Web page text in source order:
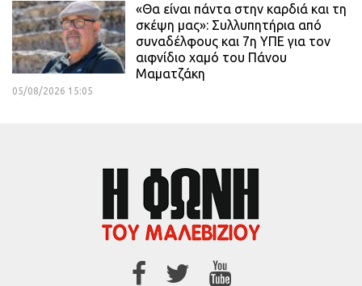
«Θα είναι πάντα στην καρδιά και τη
σκέψη μας»: Συλλυπητήρια από
συναδέλφους και 7η ΥΠΕ για τον
αιφνίδιο χαμό του Πάνου
Μαματζάκη
05/08/2026 15:05